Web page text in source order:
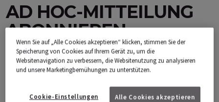
AD HOC-MITTEILUNG
ABONNIEREN
Gerne weisen wir Sie darauf hin, dass wir hiermit Personendaten
erheben. Informationen dazu, wie IWB Ihre Personendaten
Datenschutzerklärung
Wenn Sie auf „Alle Cookies akzeptieren“ klicken, stimmen Sie der
Speicherung von Cookies auf Ihrem Gerät zu, um die
Websitenavigation zu verbessern, die Websitenutzung zu analysieren
und unsere Marketingbemühungen zu unterstützen.
Alle Cookies akzeptieren
Cookie-Einstellungen